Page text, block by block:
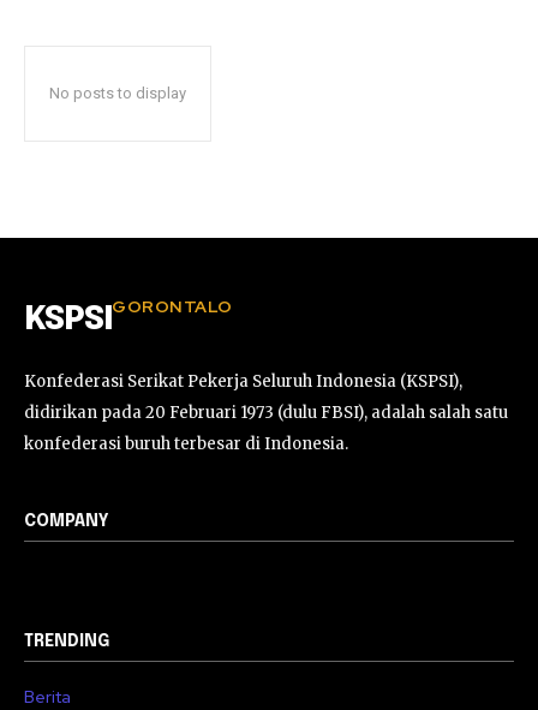
No posts to display
KSPSI GORONTALO
Konfederasi Serikat Pekerja Seluruh Indonesia (KSPSI),
didirikan pada 20 Februari 1973 (dulu FBSI), adalah salah satu
konfederasi buruh terbesar di Indonesia.
COMPANY
TRENDING
Berita